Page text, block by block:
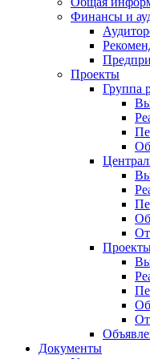
Финансы и
Проекты
Группа
Документы